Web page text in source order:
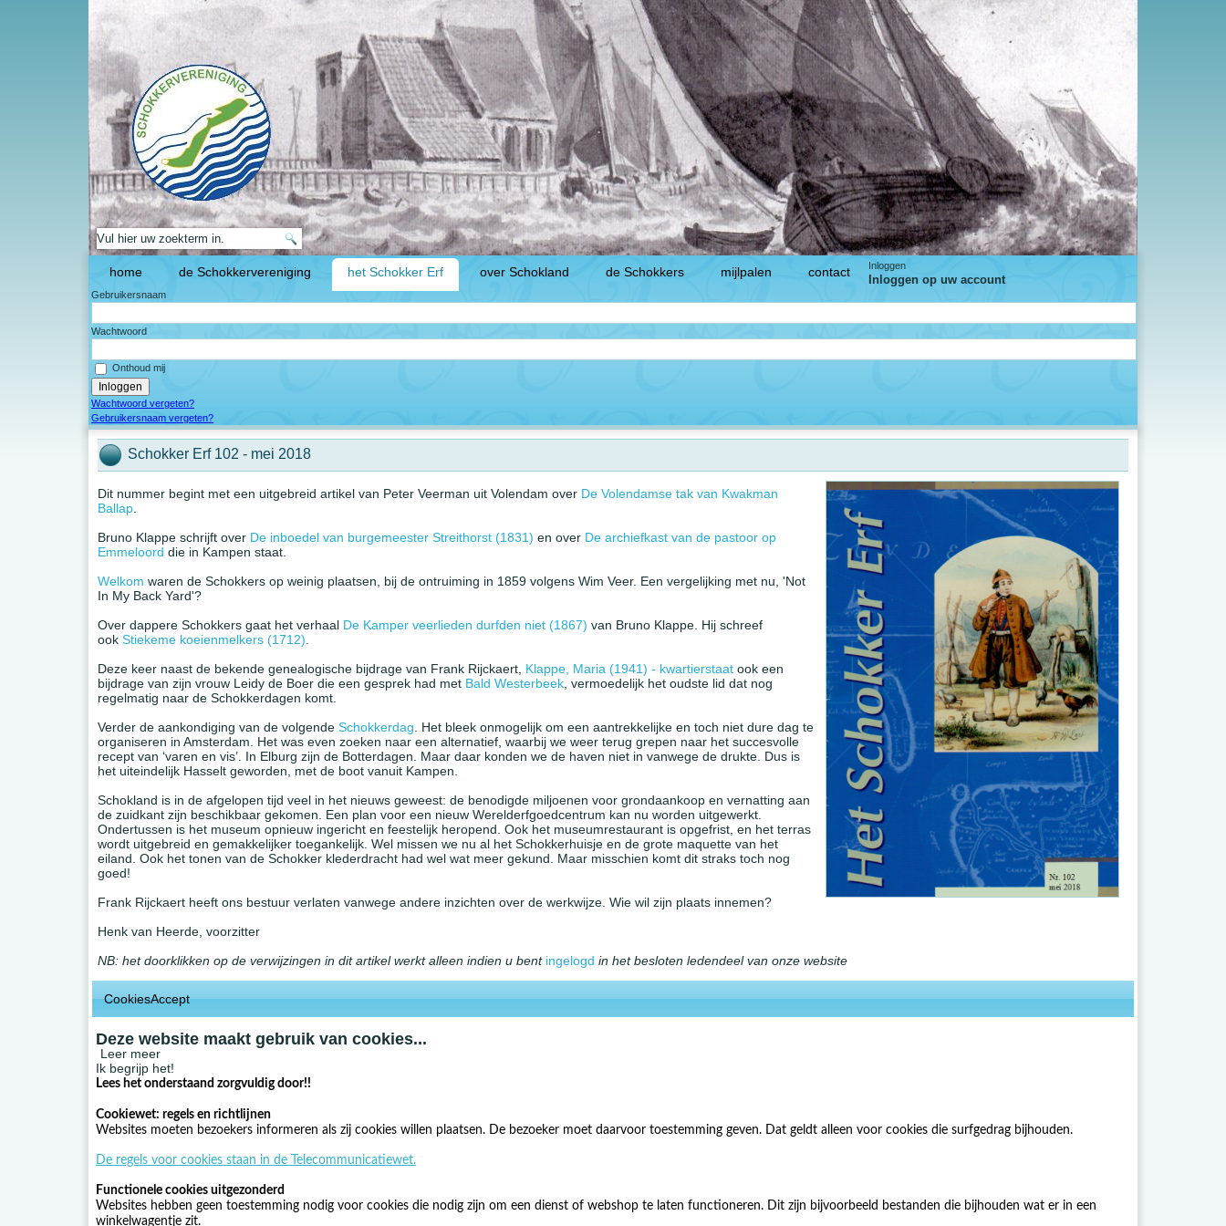
home de Schokkervereniging het Schokker Erf over Schokland de Schokkers mijlpalen contact Inloggen
Inloggen op uw account
Gebruikersnaam
Wachtwoord
Onthoud mij
Wachtwoord vergeten?
Gebruikersnaam vergeten?
Schokker Erf 102 - mei 2018
Dit nummer begint met een uitgebreid artikel van Peter Veerman uit Volendam over De Volendamse tak van Kwakman
Ballap
Bruno Klappe schrijft over De inboedel van burgemeester Streithorst (1831) en over De archiefkast van de pastoor op
Emmeloord die in Kampen staat.
Welkom waren de Schokkers op weinig plaatsen, bij de ontruiming in 1859 volgens Wim Veer. Een vergelijking met nu, 'Not
In My Back Yard'?
Over dappere Schokkers gaat het verhaal De Kamper veerlieden durfden niet (1867) van Bruno Klappe. Hij schreef
ook Stiekeme koeienmelkers (1712)
Deze keer naast de bekende genealogische bijdrage van Frank Rijckaert, Klappe, Maria (1941) - kwartierstaat ook een
bijdrage van zijn vrouw Leidy de Boer die een gesprek had met Bald Westerbeek , vermoedelijk het oudste lid dat nog
regelmatig naar de Schokkerdagen komt.
Verder de aankondiging van de volgende Schokkerdag . Het bleek onmogelijk om een aantrekkelijke en toch niet dure dag te
organiseren in Amsterdam. Het was even zoeken naar een alternatief, waarbij we weer terug grepen naar het succesvolle
recept van ‘varen en vis’. In Elburg zijn de Botterdagen. Maar daar konden we de haven niet in vanwege de drukte. Dus is
het uiteindelijk Hasselt geworden, met de boot vanuit Kampen.
Schokland is in de afgelopen tijd veel in het nieuws geweest: de benodigde miljoenen voor grondaankoop en vernatting aan
de zuidkant zijn beschikbaar gekomen. Een plan voor een nieuw Werelderfgoedcentrum kan nu worden uitgewerkt.
Ondertussen is het museum opnieuw ingericht en feestelijk heropend. Ook het museumrestaurant is opgefrist, en het terras
wordt uitgebreid en gemakkelijker toegankelijk. Wel missen we nu al het Schokkerhuisje en de grote maquette van het
eiland. Ook het tonen van de Schokker klederdracht had wel wat meer gekund. Maar misschien komt dit straks toch nog
goed!
Frank Rijckaert heeft ons bestuur verlaten vanwege andere inzichten over de werkwijze. Wie wil zijn plaats innemen?
Henk van Heerde, voorzitter
NB: het doorklikken op de verwijzingen in dit artikel werkt alleen indien u bent ingelogd in het besloten ledendeel van onze website
CookiesAccept
Deze website maakt gebruik van cookies...
Leer meer
Ik begrijp het!
Lees het onderstaand zorgvuldig door!!
Cookiewet: regels en richtlijnen
Websites moeten bezoekers informeren als zij cookies willen plaatsen. De bezoeker moet daarvoor toestemming geven. Dat geldt alleen voor cookies die surfgedrag bijhouden.
De regels voor cookies staan in de Telecommunicatiewet.
Functionele cookies uitgezonderd
Websites hebben geen toestemming nodig voor cookies die nodig zijn om een dienst of webshop te laten functioneren. Dit zijn bijvoorbeeld bestanden die bijhouden wat er in een
winkelwagentje zit.